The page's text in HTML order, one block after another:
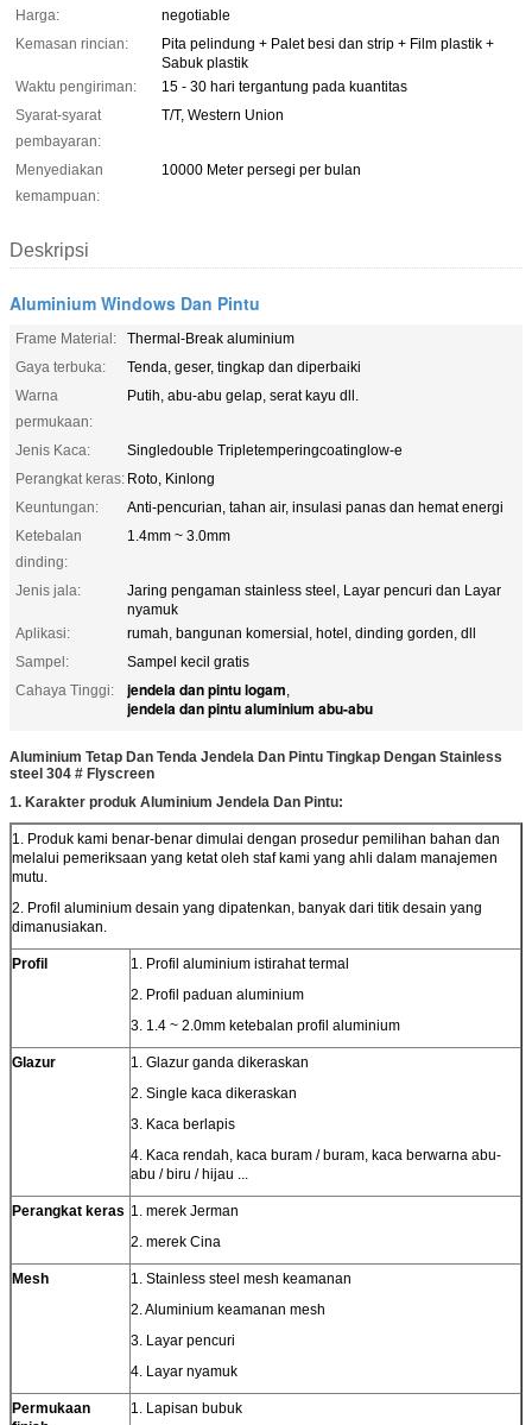
Harga:
negotiable
Kemasan rincian:
Pita pelindung + Palet besi dan strip + Film plastik +
Sabuk plastik
Waktu pengiriman:
15 - 30 hari tergantung pada kuantitas
Syarat-syarat
pembayaran:
T/T, Western Union
Menyediakan
kemampuan:
10000 Meter persegi per bulan
Deskripsi
Aluminium Windows Dan Pintu
Frame Material:
Thermal-Break aluminium
Gaya terbuka:
Tenda, geser, tingkap dan diperbaiki
Warna
permukaan:
Putih, abu-abu gelap, serat kayu dll.
Jenis Kaca:
Singledouble Tripletemperingcoatinglow-e
Perangkat keras: Roto, Kinlong
Keuntungan:
Anti-pencurian, tahan air, insulasi panas dan hemat energi
Ketebalan
dinding:
1.4mm ~ 3.0mm
Jenis jala:
Jaring pengaman stainless steel, Layar pencuri dan Layar
nyamuk
Aplikasi:
rumah, bangunan komersial, hotel, dinding gorden, dll
Sampel:
Sampel kecil gratis
Cahaya Tinggi:
jendela dan pintu logam,
jendela dan pintu aluminium abu-abu
Aluminium Tetap Dan Tenda Jendela Dan Pintu Tingkap Dengan Stainless
steel 304 # Flyscreen
1. Karakter produk Aluminium Jendela Dan Pintu:
1. Produk kami benar-benar dimulai dengan prosedur pemilihan bahan dan
melalui pemeriksaan yang ketat oleh staf kami yang ahli dalam manajemen
mutu.
2. Profil aluminium desain yang dipatenkan, banyak dari titik desain yang
dimanusiakan.
Profil
1. Profil aluminium istirahat termal
2. Profil paduan aluminium
3. 1.4 ~ 2.0mm ketebalan profil aluminium
Glazur
1. Glazur ganda dikeraskan
2. Single kaca dikeraskan
3. Kaca berlapis
4. Kaca rendah, kaca buram / buram, kaca berwarna abu-
abu / biru / hijau ...
Perangkat keras 1. merek Jerman
2. merek Cina
Mesh
1. Stainless steel mesh keamanan
2. Aluminium keamanan mesh
3. Layar pencuri
4. Layar nyamuk
Permukaan
1. Lapisan bubuk